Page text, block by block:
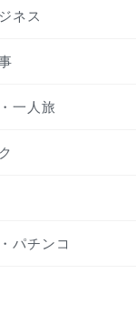
ネス
一人旅
パチンコ